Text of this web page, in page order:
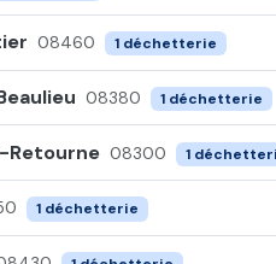
08460 1 déchetterie
08380 1 déchetterie
08300 1
1 déchetterie